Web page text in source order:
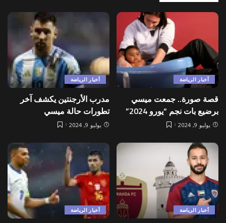
أخبار الرياضة
قصة صورة.. جمعت ميسي
برضيع بات نجم “يورو 2024”
يوليو 9, 2024
أخبار الرياضة
مدرب الأرجنتين يكشف آخر
تطورات حالة ميسي
يوليو 9, 2024
أخبار الرياضة أخبار الرياضة